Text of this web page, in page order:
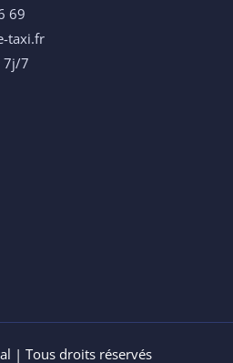
69
taxi.fr
7j/7
| Tous droits réservés